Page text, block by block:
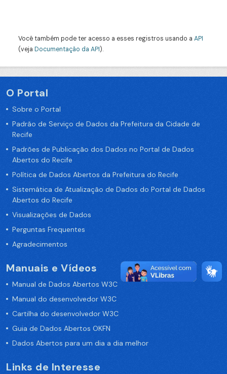
Você também pode ter acesso a esses registros usando a API
(veja Documentação da API).
O Portal
Sobre o Portal
Padrão de Serviço de Dados da Prefeitura da Cidade de
Recife
Padrões de Publicação dos Dados no Portal de Dados
Abertos do Recife
Política de Dados Abertos da Prefeitura do Recife
Sistemática de Atualização de Dados do Portal de Dados
Abertos do Recife
Visualizações de Dados
Perguntas Frequentes
Agradecimentos
Manuais e Vídeos
Manual de Dados Abertos W3C
Manual do desenvolvedor W3C
Cartilha do desenvolvedor W3C
Guia de Dados Abertos OKFN
Dados Abertos para um dia a dia melhor
Links de Interesse